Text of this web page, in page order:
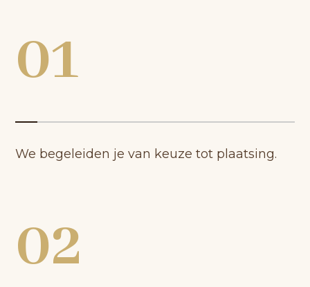
01
We begeleiden je van keuze tot plaatsing.
02